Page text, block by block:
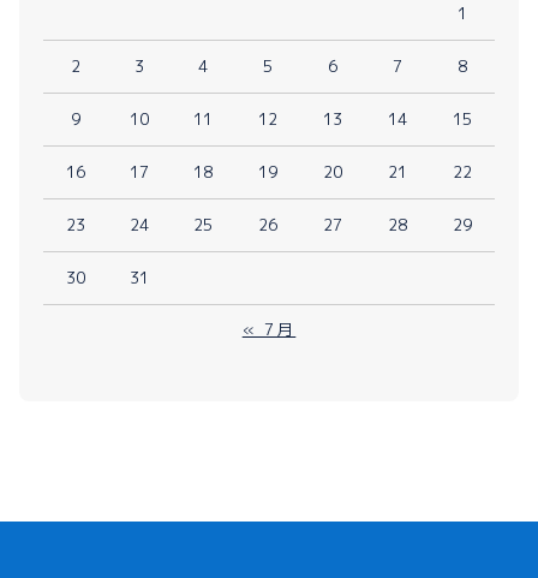
1
2 3 4 5 6 7 8
9 10 11 12 13 14 15
16 17 18 19 20 21 22
23 24 25 26 27 28 29
30 31
« 7月